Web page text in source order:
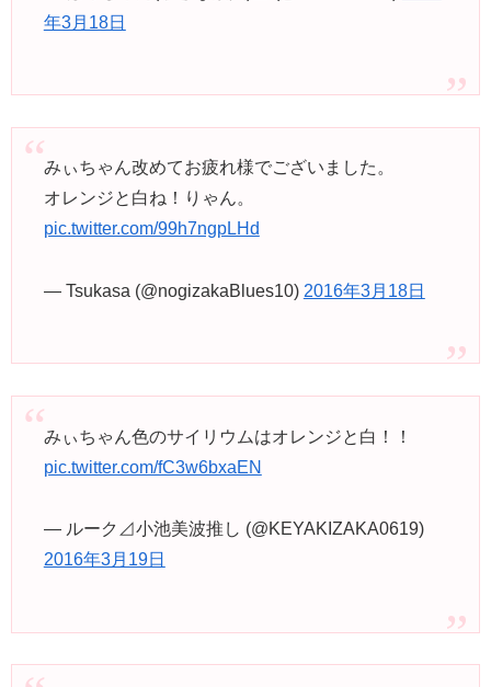
年3月18日
みぃちゃん改めてお疲れ様でございました。
オレンジと白ね！りゃん。
pic.twitter.com/99h7ngpLHd
— Tsukasa (@nogizakaBlues10) 2016年3月18日
みぃちゃん色のサイリウムはオレンジと白！！
pic.twitter.com/fC3w6bxaEN
— ルーク⊿小池美波推し (@KEYAKIZAKA0619)
2016年3月19日